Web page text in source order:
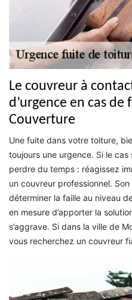
Le couvreur à
d’urgence en cas
Couverture
Une fuite dans votre toiture,
toujours une urgence. Si le
perdre du temps : réagissez
un couvreur professionnel.
déterminer la faille au niveau
en mesure d’apporter la
s’aggrave. Si dans la ville de
vous recherchez un couvreur